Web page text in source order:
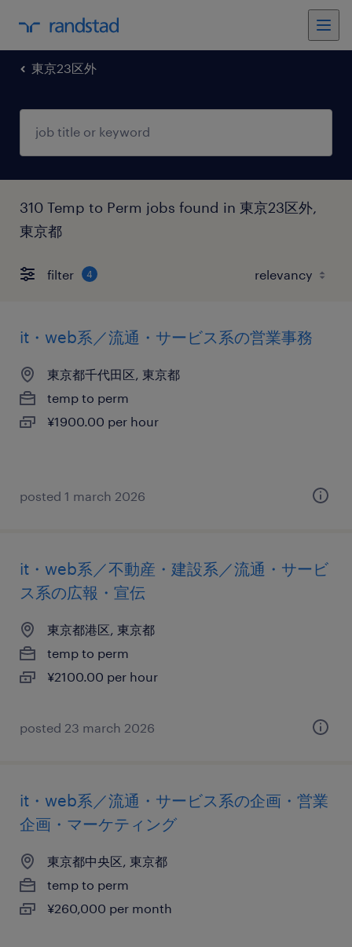
東京23区外
310 Temp to Perm jobs found in 東京23区外,
東京都
filter 4
it・web系／流通・サービス系の営業事務
東京都千代田区, 東京都
temp to perm
¥1900.00 per hour
posted 1 march 2026
it・web系／不動産・建設系／流通・サービ
ス系の広報・宣伝
東京都港区, 東京都
temp to perm
¥2100.00 per hour
posted 23 march 2026
it・web系／流通・サービス系の企画・営業
企画・マーケティング
東京都中央区, 東京都
temp to perm
¥260,000 per month